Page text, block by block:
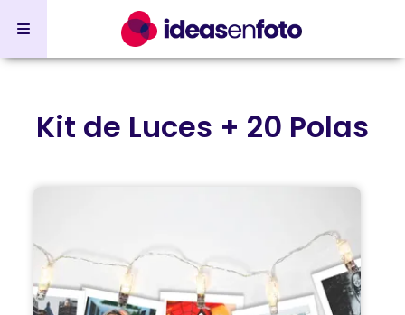
Kit de Luces + 20 Polas